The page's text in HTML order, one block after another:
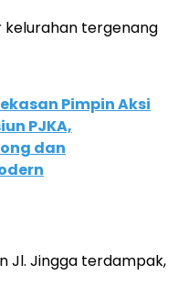
kelurahan tergenang
Pimpin Aksi
PJKA,
dan
Jl. Jingga terdampak,